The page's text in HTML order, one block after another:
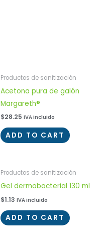
Productos de sanitización
Acetona pura de galón
Margareth®
$28.25 IVA incluido
ADD TO CART
Productos de sanitización
Gel dermobacterial 130 ml
$1.13 IVA incluido
ADD TO CART